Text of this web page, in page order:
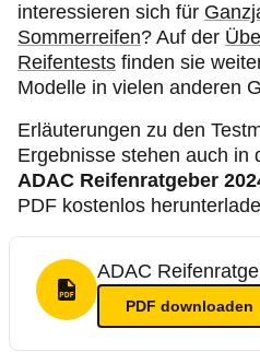
interessieren sich für
Sommerreifen? Auf der
Reifentests finden sie
Modelle in vielen anderen
Erläuterungen zu den
Ergebnisse stehen auch in
ADAC Reifenratgeber
PDF kostenlos
PDF Format
ADAC
PDF downloaden